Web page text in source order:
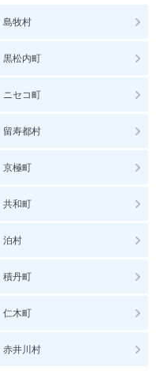
島牧村
黒松内町
ニセコ町
留寿都村
京極町
共和町
泊村
積丹町
仁木町
赤井川村